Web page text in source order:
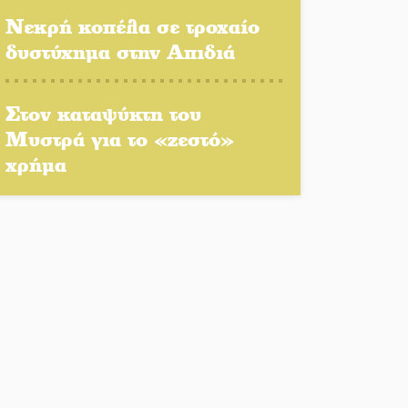
Πλούσιο πολιτιστικό
πρόγραμμα δίνει «χρώμα»
Χασισοφυτεία στην
Παλαιοπαναγιά ξεσκέπασε η
Μπαρόκ μελωδίες κάτω από
Νεκρή κοπέλα σε τροχαίο
δυστύχημα στην Απιδιά
Στον καταψύκτη του
Μυστρά για το «ζεστό»
χρήμα